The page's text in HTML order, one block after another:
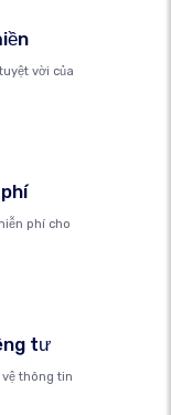
vời của
phí cho
tư
thông tin